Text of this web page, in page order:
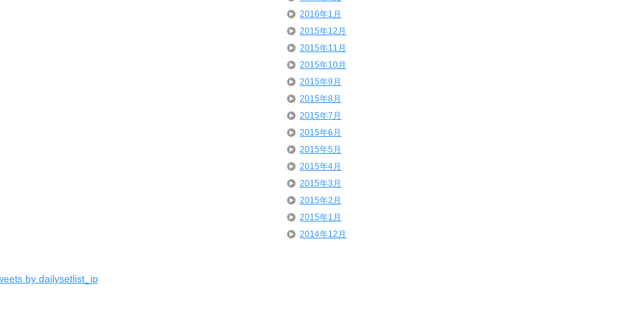
by dailysetlist_jp
2016年1月
2015年12月
2015年11月
2015年10月
2015年9月
2015年8月
2015年7月
2015年6月
2015年5月
2015年4月
2015年3月
2015年2月
2015年1月
2014年12月